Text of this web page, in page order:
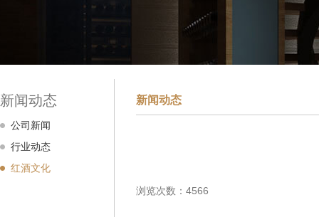
新闻动态
公司新闻
行业动态
红酒文化
新闻动态
浏览次数：4566